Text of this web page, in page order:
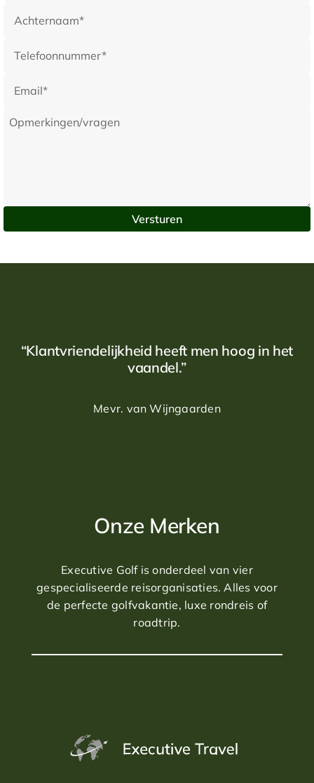
“Klantvriendelijkheid heeft men hoog in het
vaandel.”
Mevr. van Wijngaarden
Onze Merken
Executive Golf is onderdeel van vier
gespecialiseerde reisorganisaties. Alles voor
de perfecte golfvakantie, luxe rondreis of
roadtrip.